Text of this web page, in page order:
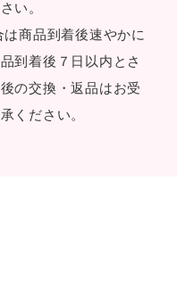
い。
商品到着後速やかに
到着後７日以内とさ
の交換・返品はお受
ください。